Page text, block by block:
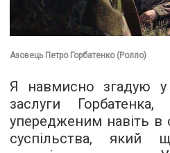
Азовець Петро Горбатенко (Ролло)
Я навмисно згадую у
заслуги
упередженим навіть в
суспільства,